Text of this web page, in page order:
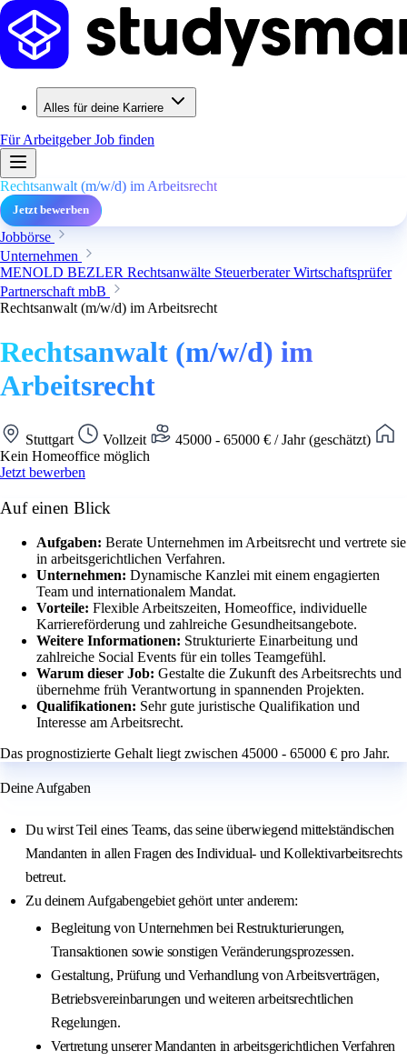
Alles für deine Karriere
Für ArbeitgeberJob finden
Rechtsanwalt (m/w/d) im Arbeitsrecht
Jetzt bewerben
Jobbörse
Unternehmen
MENOLD BEZLER Rechtsanwälte Steuerberater Wirtschaftsprüfer
Partnerschaft mbB
Rechtsanwalt (m/w/d) im Arbeitsrecht
Rechtsanwalt (m/w/d) im
Arbeitsrecht
Stuttgart Vollzeit
45000 - 65000 € / Jahr (geschätzt)
Kein Homeoffice möglich
Jetzt bewerben
Auf einen Blick
Aufgaben: Berate Unternehmen im Arbeitsrecht und vertrete sie
in arbeitsgerichtlichen Verfahren.
Unternehmen: Dynamische Kanzlei mit einem engagierten
Team und internationalem Mandat.
Vorteile: Flexible Arbeitszeiten, Homeoffice, individuelle
Karriereförderung und zahlreiche Gesundheitsangebote.
Weitere Informationen: Strukturierte Einarbeitung und
zahlreiche Social Events für ein tolles Teamgefühl.
Warum dieser Job: Gestalte die Zukunft des Arbeitsrechts und
übernehme früh Verantwortung in spannenden Projekten.
Qualifikationen: Sehr gute juristische Qualifikation und
Interesse am Arbeitsrecht.
Das prognostizierte Gehalt liegt zwischen 45000 - 65000 € pro Jahr.
Deine Aufgaben
Du wirst Teil eines Teams, das seine überwiegend mittelständischen
Mandanten in allen Fragen des Individual- und Kollektivarbeitsrechts
betreut.
Zu deinem Aufgabengebiet gehört unter anderem:
Begleitung von Unternehmen bei Restrukturierungen,
Transaktionen sowie sonstigen Veränderungsprozessen.
Gestaltung, Prüfung und Verhandlung von Arbeitsverträgen,
Betriebsvereinbarungen und weiteren arbeitsrechtlichen
Regelungen.
Vertretung unserer Mandanten in arbeitsgerichtlichen Verfahren